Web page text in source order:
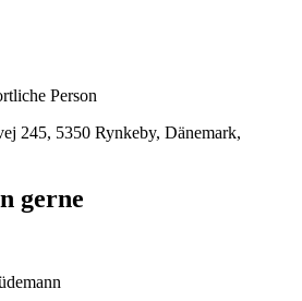
Person
245, 5350 Rynkeby, Dänemark,
gerne